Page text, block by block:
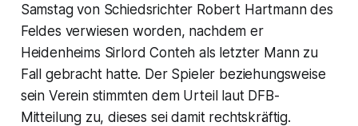
Samstag von Schiedsrichter Robert Hartmann des
Feldes verwiesen worden, nachdem er
Heidenheims Sirlord Conteh als letzter Mann zu
Fall gebracht hatte. Der Spieler beziehungsweise
sein Verein stimmten dem Urteil laut DFB-
Mitteilung zu, dieses sei damit rechtskräftig.